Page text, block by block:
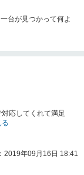
台が見つかって何よ
応してくれて満足
る
2019年09月16日 18:41